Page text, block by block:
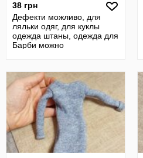
38 грн
Дефекти можливо, для
ляльки одяг, для куклы
одежда штаны, одежда для
Барби можно